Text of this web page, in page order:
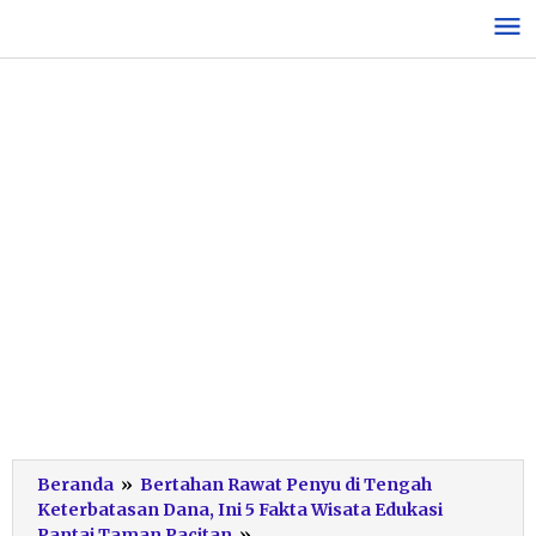
konten
Beranda » Bertahan Rawat Penyu di Tengah
Keterbatasan Dana, Ini 5 Fakta Wisata Edukasi